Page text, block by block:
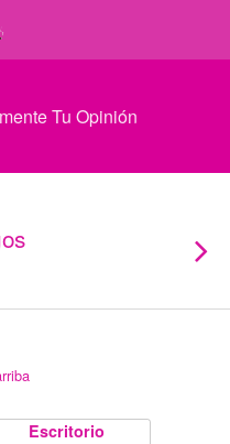
Tu Opinión
Escritorio